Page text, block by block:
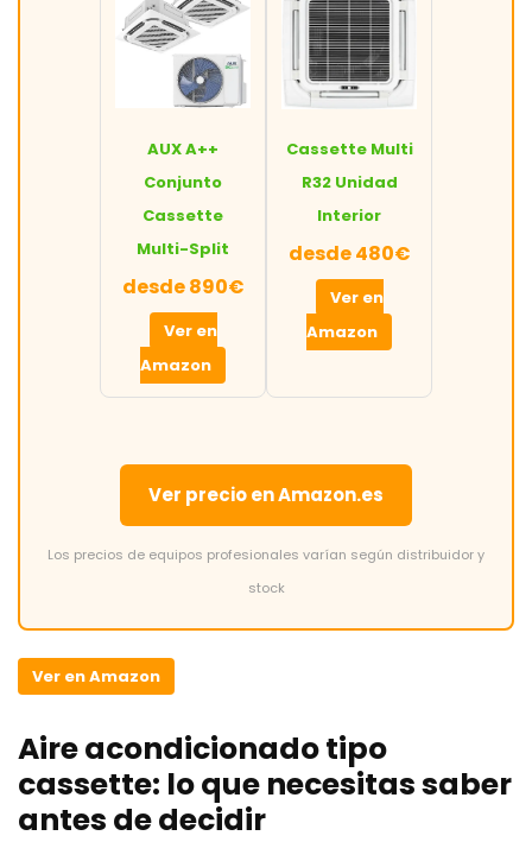
AUX A++
Conjunto
Cassette
Multi-Split
desde 890€
Ver en
Amazon
Cassette Multi
R32 Unidad
Interior
desde 480€
Ver en
Amazon
Ver precio en Amazon.es
Los precios de equipos profesionales varían según distribuidor y
stock
Ver en Amazon
Aire acondicionado tipo
cassette: lo que necesitas saber
antes de decidir